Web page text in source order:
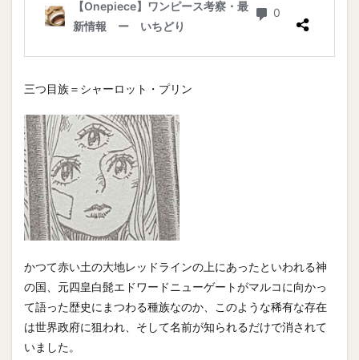
三つ目族＝シャーロット・プリン
かつて赤い土の大地レッドラインの上にあったといわれる神
の国、元四皇白髭エドワードニューゲートがマルコに向かっ
て語った歴史にまつわる種族なのか、このような稀有な存在
は世界政府に狙われ、そして名前が知られるだけで消されて
いました。